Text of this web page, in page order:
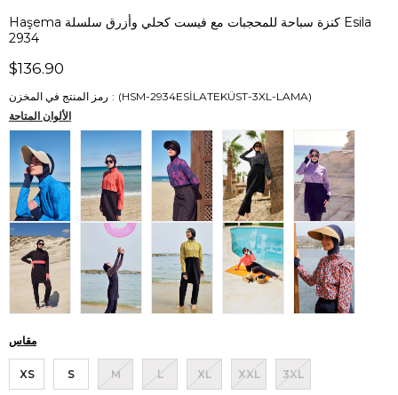
Haşema كنزة سباحة للمحجبات مع فيست كحلي وأزرق سلسلة Esila
2934
$136.90
رمز المنتج في المخزن
(HSM-2934ESİLATEKÜST-3XL-LAMA)
الألوان المتاحة
مقاس
XS S M L XL XXL 3XL